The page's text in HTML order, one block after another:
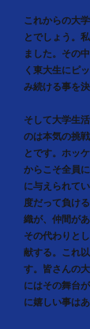
これからの大
とでしょう。
ました。その
く東大生にピ
み続ける事を決
そして大学生
のは本気の挑
とです。ホッ
からこそ全員
に与えられて
度だって負け
織が、仲間が
その代わりと
献する。これ
す。皆さんの
にはその舞台
に嬉しい事はあ